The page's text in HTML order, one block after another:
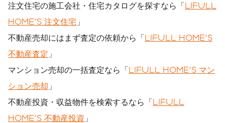
注文住宅の施工会社・住宅カタログを探すなら「LIFULL
HOME'S 注文住宅 」
不動産売却にはまず査定の依頼から「LIFULL HOME'S
不動産査定 」
マンション売却の一括査定なら「LIFULL HOME'S マン
ション売却 」
不動産投資・収益物件を検索するなら「LIFULL
HOME'S 不動産投資 」